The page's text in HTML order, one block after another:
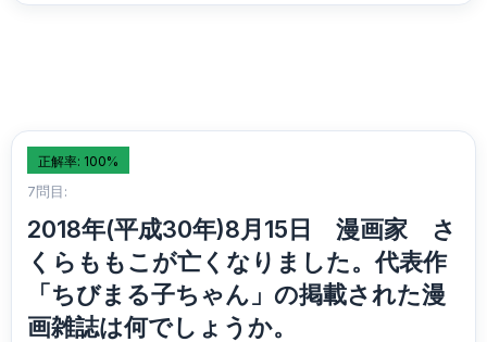
正解率: 100%
7問目:
2018年(平成30年)8月15日 漫画家 さ
くらももこが亡くなりました。代表作
「ちびまる子ちゃん」の掲載された漫
画雑誌は何でしょうか。